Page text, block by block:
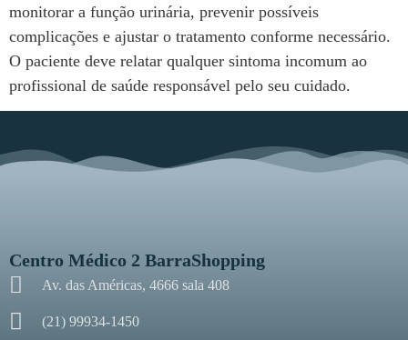
monitorar a função urinária, prevenir possíveis
complicações e ajustar o tratamento conforme necessário.
O paciente deve relatar qualquer sintoma incomum ao
profissional de saúde responsável pelo seu cuidado.
Centro Médico 2 BarraShopping
Av. das Américas, 4666 sala 408
(21) 99934-1450